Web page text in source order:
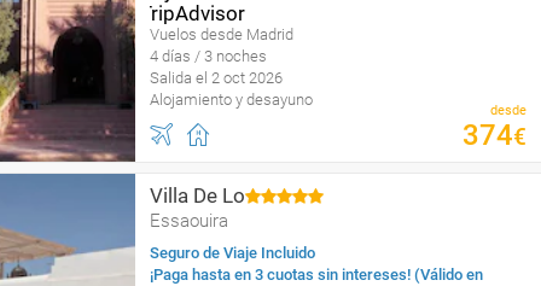
Vuelos desde Madrid
4 días / 3 noches
Salida el 2 oct 2026
Alojamiento y desayuno
desde
374€
Villa De Lo
Essaouira
Seguro de Viaje Incluido
¡Paga hasta en 3 cuotas sin intereses! (Válido en